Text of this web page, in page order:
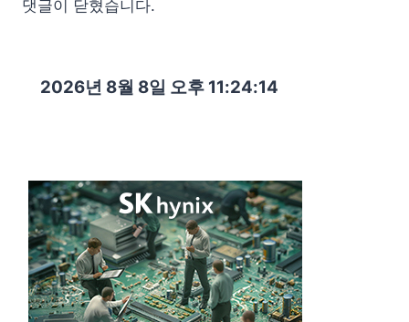
댓글이 닫혔습니다.
2026년 8월 8일 오후 11:24:15